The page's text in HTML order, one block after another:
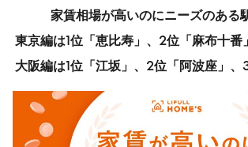
Japanese
家賃相場が高いのにニーズのある
東京編は1位「恵比寿」、2位「麻布十番
大阪編は1位「江坂」、2位「阿波座」、